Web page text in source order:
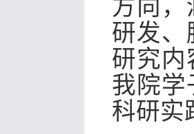
方向
研发、
研究内
我院学
科研实